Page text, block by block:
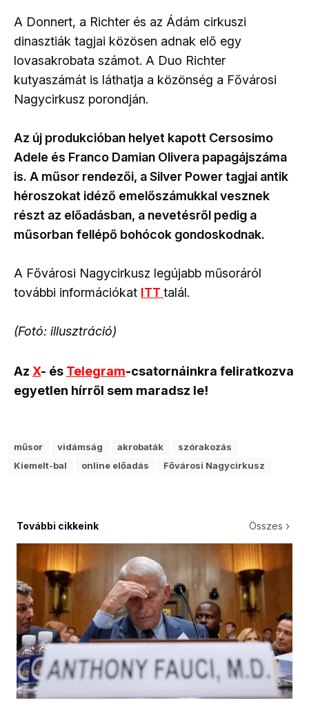
A Donnert, a Richter és az Ádám cirkuszi
dinasztiák tagjai közösen adnak elő egy
lovasakrobata számot. A Duo Richter
kutyaszámát is láthatja a közönség a Fővárosi
Nagycirkusz porondján.
Az új produkcióban helyet kapott Cersosimo
Adele és Franco Damian Olivera papagájszáma
is. A műsor rendezői, a Silver Power tagjai antik
héroszokat idéző emelőszámukkal vesznek
részt az előadásban, a nevetésről pedig a
műsorban fellépő bohócok gondoskodnak.
A Fővárosi Nagycirkusz legújabb műsoráról
további információkat ITT talál.
(Fotó: illusztráció)
Az X- és Telegram-csatornáinkra feliratkozva
egyetlen hírről sem maradsz le!
műsor vidámság akrobaták
szórakozás
Kiemelt-bal
online előadás Fővárosi Nagycirkusz
További cikkeink Összes